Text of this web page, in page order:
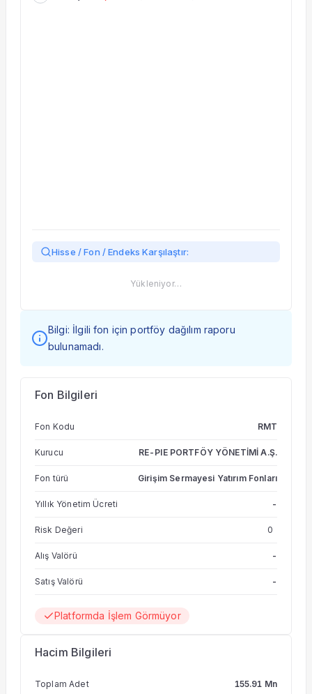
Hisse / Fon / Endeks Karşılaştır:
Yükleniyor…
Bilgi: İlgili fon için portföy dağılım raporu
bulunamadı.
Fon Bilgileri
Fon Kodu RMT
Kurucu RE-PIE PORTFÖY YÖNETİMİ A.Ş.
Fon türü Girişim Sermayesi Yatırım Fonları
Yıllık Yönetim Ücreti -
Risk Değeri 0
Alış Valörü -
Satış Valörü -
Platformda İşlem Görmüyor
Hacim Bilgileri
Toplam Adet 155.91 Mn